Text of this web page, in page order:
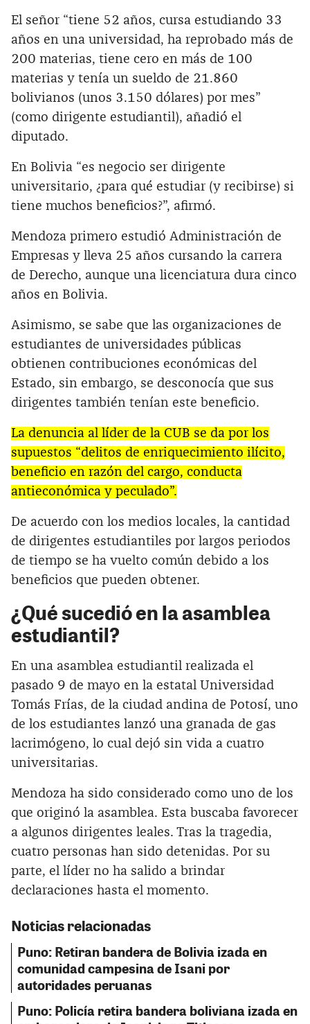
El señor “tiene 52 años, cursa estudiando 33
años en una universidad, ha reprobado más de
200 materias, tiene cero en más de 100
materias y tenía un sueldo de 21.860
bolivianos (unos 3.150 dólares) por mes”
(como dirigente estudiantil), añadió el
diputado.
En Bolivia “es negocio ser dirigente
universitario, ¿para qué estudiar (y recibirse) si
tiene muchos beneficios?”, afirmó.
Mendoza primero estudió Administración de
Empresas y lleva 25 años cursando la carrera
de Derecho, aunque una licenciatura dura cinco
años en Bolivia.
Asimismo, se sabe que las organizaciones de
estudiantes de universidades públicas
obtienen contribuciones económicas del
Estado, sin embargo, se desconocía que sus
dirigentes también tenían este beneficio.
La denuncia al líder de la CUB se da por los
supuestos “delitos de enriquecimiento ilícito,
beneficio en razón del cargo, conducta
antieconómica y peculado”.
De acuerdo con los medios locales, la cantidad
de dirigentes estudiantiles por largos periodos
de tiempo se ha vuelto común debido a los
beneficios que pueden obtener.
¿Qué sucedió en la asamblea
estudiantil?
En una asamblea estudiantil realizada el
pasado 9 de mayo en la estatal Universidad
Tomás Frías, de la ciudad andina de Potosí, uno
de los estudiantes lanzó una granada de gas
lacrimógeno, lo cual dejó sin vida a cuatro
universitarias.
Mendoza ha sido considerado como uno de los
que originó la asamblea. Esta buscaba favorecer
a algunos dirigentes leales. Tras la tragedia,
cuatro personas han sido detenidas. Por su
parte, el líder no ha salido a brindar
declaraciones hasta el momento.
Noticias relacionadas
Puno: Retiran bandera de Bolivia izada en
comunidad campesina de Isani por
autoridades peruanas
Puno: Policía retira bandera boliviana izada en